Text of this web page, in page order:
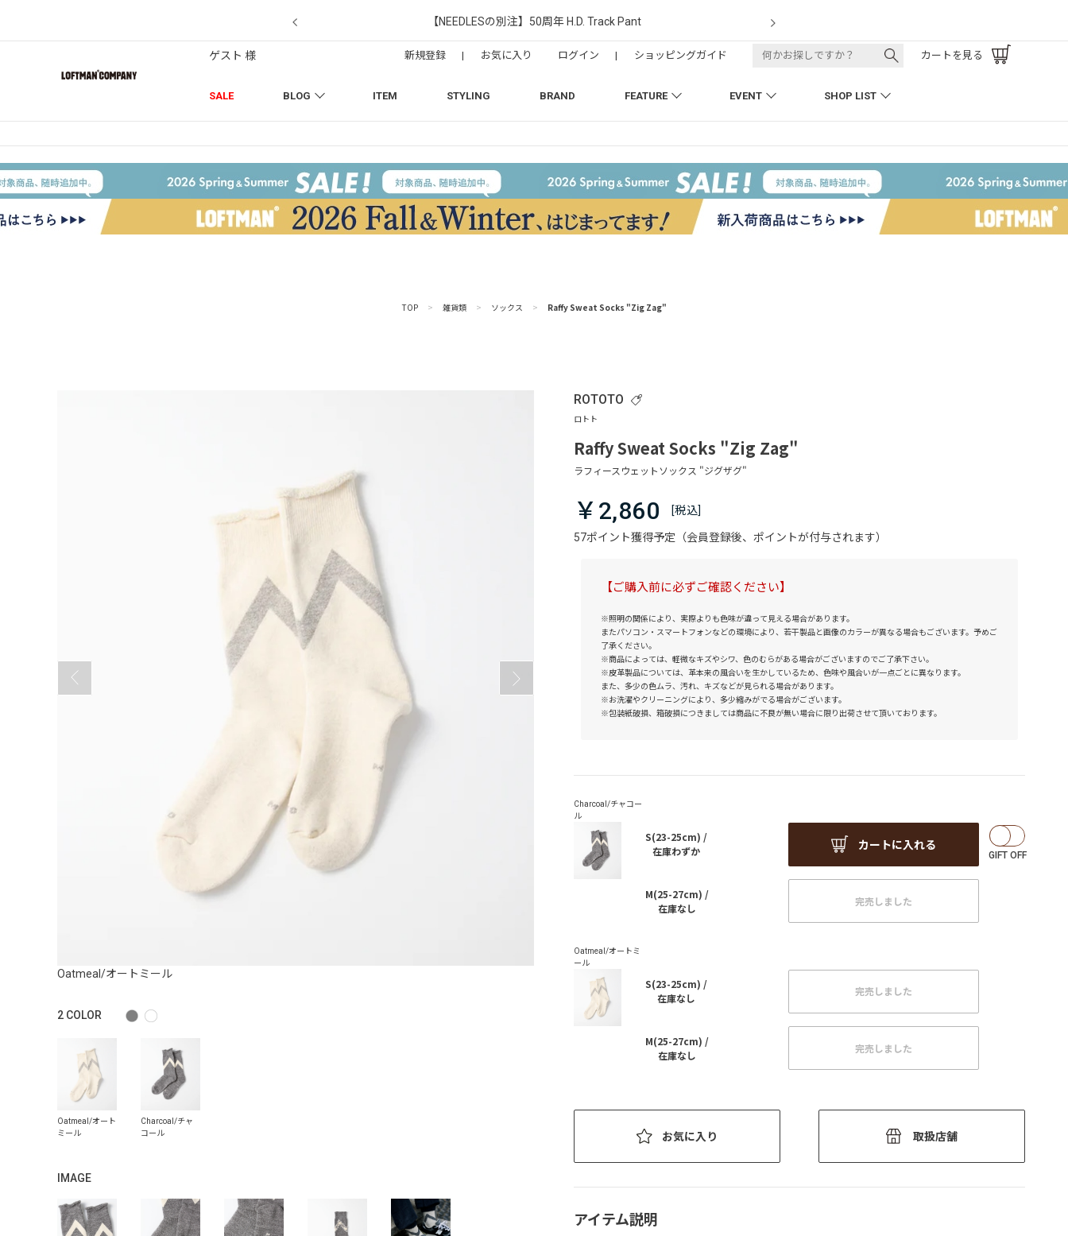
【NEEDLESの別注】50周年 H.D. Track Pant
SALE BLOG ITEM STYLING BRAND FEATURE EVENT SHOP LIST
ゲスト 様 新規登録 | お気に入り ログイン | ショッピングガイド カートを見る
TOP > 雑貨類 > ソックス > Raffy Sweat Socks "Zig Zag"
Oatmeal/オートミール
2 COLOR
IMAGE
ROTOTO
Raffy Sweat Socks "Zig Zag"
57ポイント獲得予定（会員登録後、ポイントが付与されます）
￥2,860
【ご購入前に必ずご確認ください】
※照明の関係により、実際よりも色味が違って見える場合があります。
またパソコン・スマートフォンなどの環境により、若干製品と画像のカラーが異なる場合もございます。予めご
了承ください。
※商品によっては、軽微なキズやシワ、色のむらがある場合がございますのでご了承下さい。
※皮革製品については、革本来の風合いを生かしているため、色味や風合いが一点ごとに異なります。
また、多少の色ムラ、汚れ、キズなどが見られる場合があります。
※お洗濯やクリーニングにより、多少縮みがでる場合がございます。
※包装紙破損、箱破損につきましては商品に不良が無い場合に限り出荷させて頂いております。
S(23-25cm) /
在庫わずか
カートに入れる
M(25-27cm) /
在庫なし
完売しました
S(23-25cm) /
在庫なし
完売しました
M(25-27cm) /
在庫なし
完売しました
お気に入り 取扱店舗
アイテム説明